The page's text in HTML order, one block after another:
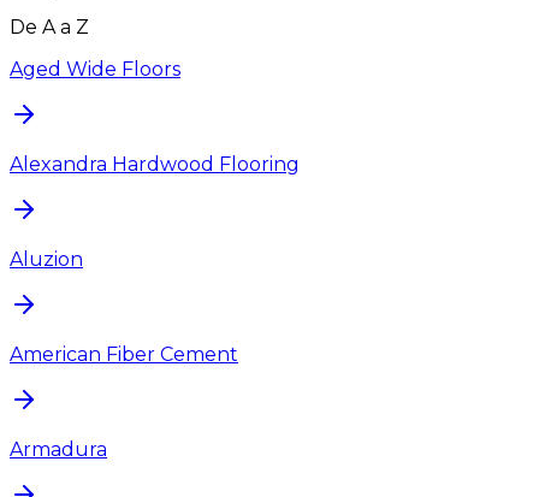
De A a Z
Aged Wide Floors
Alexandra Hardwood Flooring
Aluzion
American Fiber Cement
Armadura